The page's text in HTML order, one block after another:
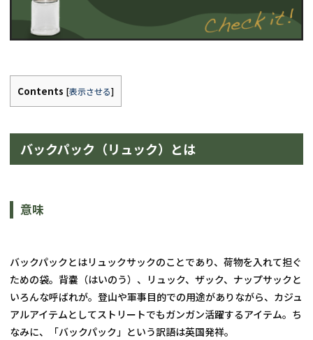
Contents [表示させる]
バックパック（リュック）とは
意味
バックパックとはリュックサックのことであり、荷物を入れて担ぐ
ための袋。背嚢（はいのう）、リュック、ザック、ナップサックと
いろんな呼ばれが。登山や軍事目的での用途がありながら、カジュ
アルアイテムとしてストリートでもガンガン活躍するアイテム。ち
なみに、「バックパック」という訳語は英国発祥。